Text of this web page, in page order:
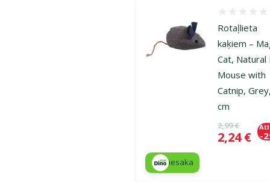
Rotaļlieta
kaķiem –
Cat, Natural
Mouse with
Catnip,
cm
Oriģinālā
2,99 €
Cena
2,24 € -
iesaka